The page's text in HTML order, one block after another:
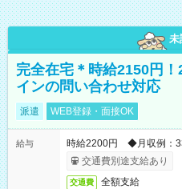
未
完全在宅＊時給2150円
インの問い合わせ対応
派遣 WEB登録・面接OK
給与
時給2200円 ◆月収例：
交通費別途支給あり
交通費 全額支給